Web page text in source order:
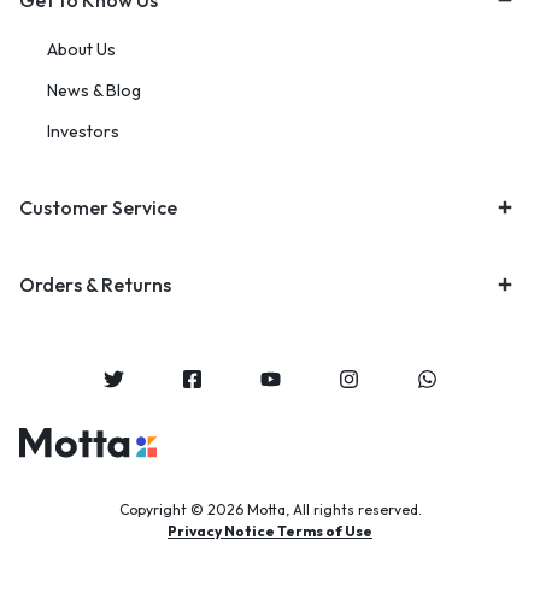
About Us
News & Blog
Investors
Customer Service
Orders & Returns
Copyright © 2026 Motta, All rights reserved.
Privacy Notice Terms of Use